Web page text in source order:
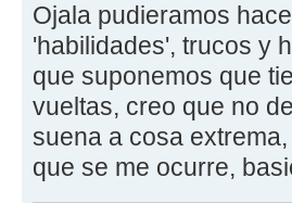
Ojala pudieramos
'habilidades', trucos y
que suponemos que
vueltas, creo que no
suena a cosa
que se me ocurre,